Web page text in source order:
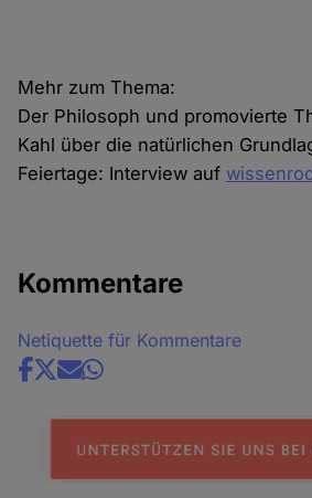
Mehr zum Thema:
Der Philosoph und promovierte
Kahl über die natürlichen
Feiertage: Interview auf
Kommentare
Netiquette für Kommentare
Share
news